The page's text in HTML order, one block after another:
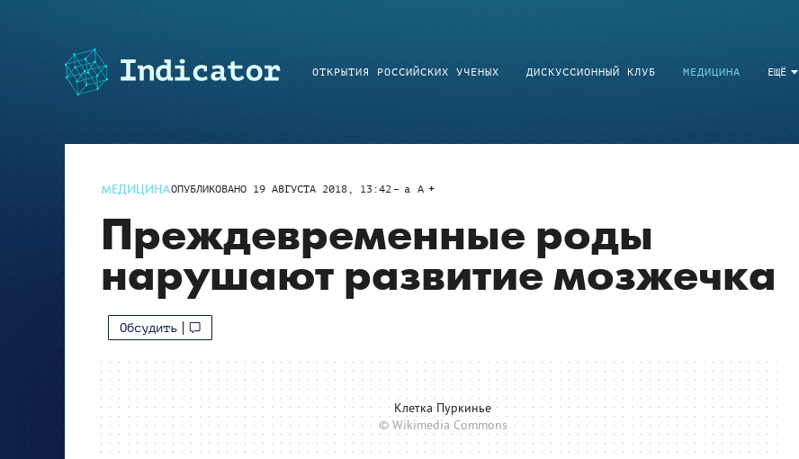
ЕЩЁ
ОТКРЫТИЯ РОССИЙСКИХ УЧЕНЫХ ДИСКУССИОННЫЙ КЛУБ МЕДИЦИНА
МЕДИЦИНАОПУБЛИКОВАНО 19 АВГУСТА 2018, 13:42 a A
Преждевременные роды
нарушают развитие мозжечка
Обсудить
Клетка Пуркинье
© Wikimedia Commons